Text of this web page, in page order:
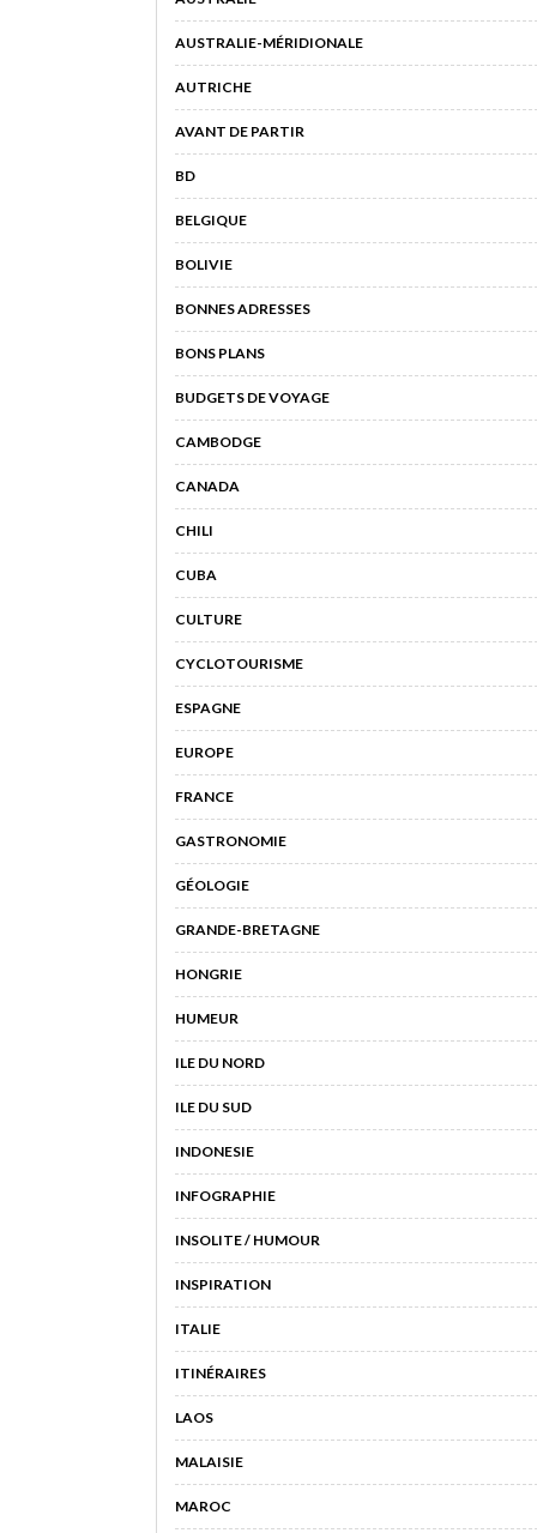
AUSTRALIE-MÉRIDIONALE
AUTRICHE
AVANT DE PARTIR
BD
BELGIQUE
BOLIVIE
BONNES ADRESSES
BONS PLANS
BUDGETS DE VOYAGE
CAMBODGE
CANADA
CHILI
CUBA
CULTURE
CYCLOTOURISME
ESPAGNE
EUROPE
FRANCE
GASTRONOMIE
GÉOLOGIE
GRANDE-BRETAGNE
HONGRIE
HUMEUR
ILE DU NORD
ILE DU SUD
INDONESIE
INFOGRAPHIE
INSOLITE / HUMOUR
INSPIRATION
ITALIE
ITINÉRAIRES
LAOS
MALAISIE
MAROC